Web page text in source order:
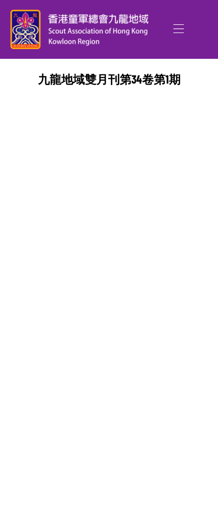
九龍地域雙月刊第34卷第1期